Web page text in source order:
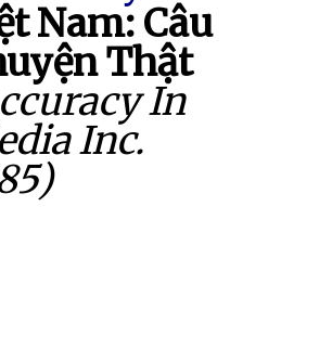
Nam: Câu
Thật
In
Inc.